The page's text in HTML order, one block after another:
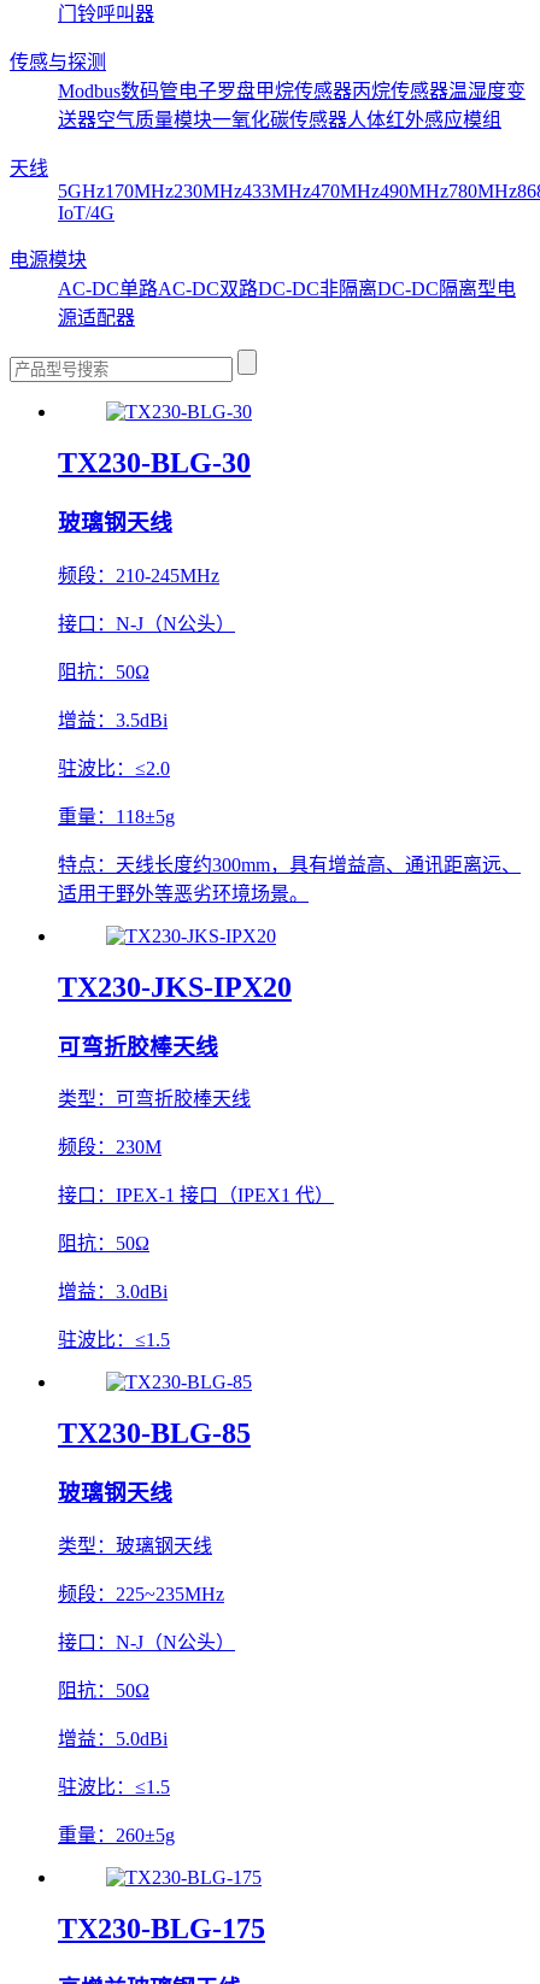
门铃呼叫器
传感与探测
Modbus数码管电子罗盘甲烷传感器丙烷传感器温湿度变
送器空气质量模块一氧化碳传感器人体红外感应模组
天线
5GHz170MHz230MHz433MHz470MHz490MHz780MHz
IoT/4G
电源模块
AC-DC单路AC-DC双路DC-DC非隔离DC-DC隔离型电
源适配器
TX230-BLG-30
玻璃钢天线
频段： 210-245MHz
接口： N-J（N公头）
阻抗： 50Ω
增益： 3.5dBi
驻波比： ≤2.0
重量： 118±5g
特点： 天线长度约300mm，具有增益高、通讯距离远、
适用于野外等恶劣环境场景。
TX230-JKS-IPX20
可弯折胶棒天线
类型： 可弯折胶棒天线
频段： 230M
接口： IPEX-1 接口（IPEX1 代）
阻抗： 50Ω
增益： 3.0dBi
驻波比： ≤1.5
TX230-BLG-85
玻璃钢天线
类型： 玻璃钢天线
频段： 225~235MHz
接口： N-J（N公头）
阻抗： 50Ω
增益： 5.0dBi
驻波比： ≤1.5
重量： 260±5g
TX230-BLG-175